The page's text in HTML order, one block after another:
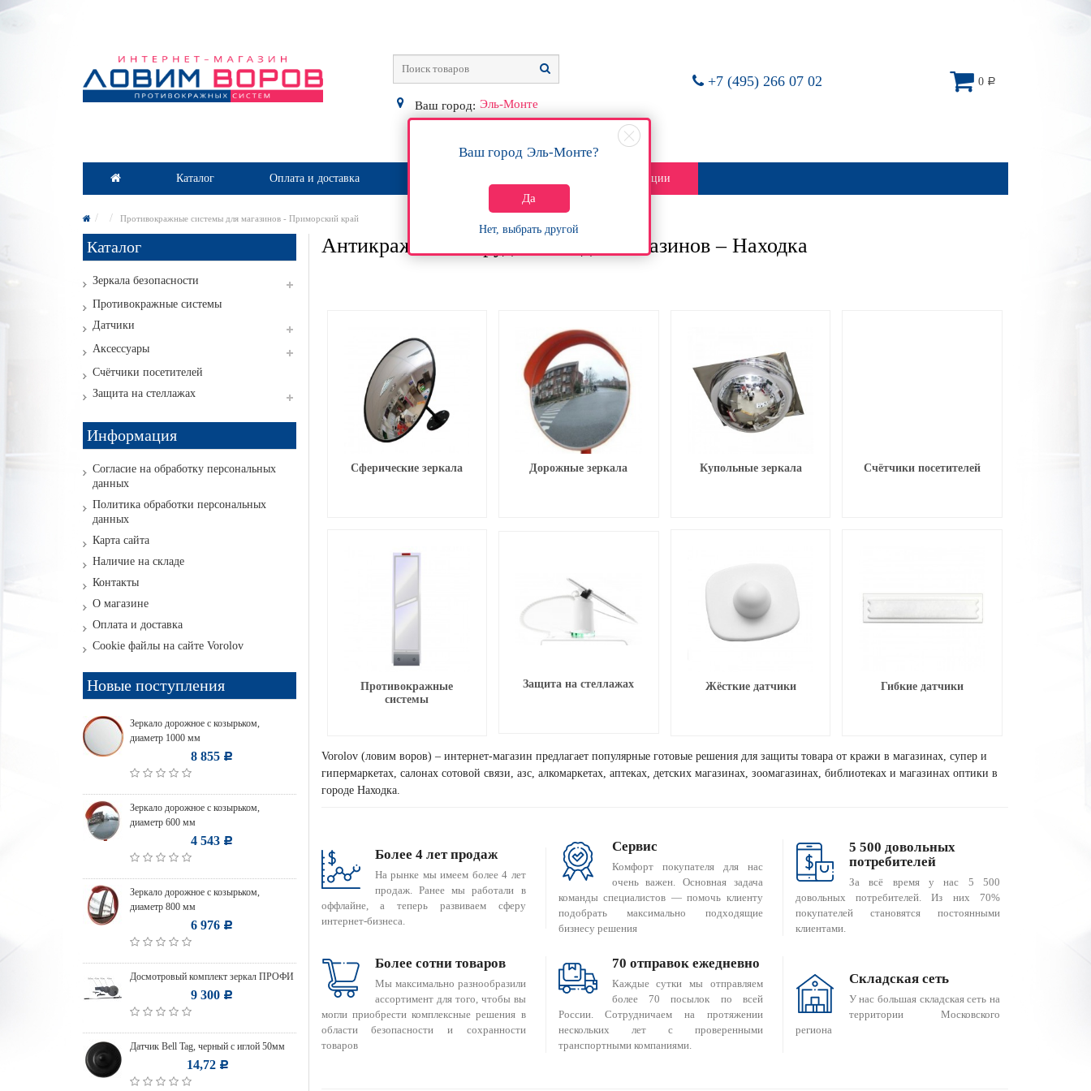
+7 (495) 266 07 02
Ваш город: Эль-Монте
Ваш город Эль-Монте?
Да
Нет, выбрать другой
0 Р
Каталог Оплата и доставка Акции
Противокражные системы для магазинов - Приморский край
Каталог
Зеркала безопасности
Противокражные системы
Датчики
Аксессуары
Счётчики посетителей
Защита на стеллажах
Информация
Согласие на обработку персональных
данных
Политика обработки персональных
данных
Карта сайта
Наличие на складе
Контакты
О магазине
Оплата и доставка
Cookie файлы на сайте Vorolov
Новые поступления
Зеркало дорожное с козырьком,
диаметр 1000 мм
8 855 Р
Зеркало дорожное с козырьком,
диаметр 600 мм
4 543 Р
Зеркало дорожное с козырьком,
диаметр 800 мм
6 976 Р
Досмотровый комплект зеркал ПРОФИ
9 300 Р
Датчик Bell Tag, черный с иглой 50мм
14,72 Р
Антикражное оборудование для магазинов – Находка
Сферические зеркала Дорожные зеркала Купольные зеркала Счётчики посетителей
Противокражные
системы
Защита на стеллажах Жёсткие датчики Гибкие датчики
Vorolov (ловим воров) – интернет-магазин предлагает популярные готовые решения для защиты товара от кражи в магазинах, супер и
гипермаркетах, салонах сотовой связи, азс, алкомаркетах, аптеках, детских магазинах, зоомагазинах, библиотеках и магазинах оптики в
городе Находка.
Более 4 лет продаж
На рынке мы имеем более 4 лет
продаж. Ранее мы работали в
оффлайне, а теперь развиваем сферу
интернет-бизнеса.
Сервис
Комфорт покупателя для нас
очень важен. Основная задача
команды специалистов — помочь клиенту
подобрать максимально подходящие
бизнесу решения
5 500 довольных
потребителей
За всё время у нас 5 500
довольных потребителей. Из них 70%
покупателей становятся постоянными
клиентами.
Более сотни товаров
Мы максимально разнообразили
ассортимент для того, чтобы вы
могли приобрести комплексные решения в
области безопасности и сохранности
товаров
70 отправок ежедневно
Каждые сутки мы отправляем
более 70 посылок по всей
России. Сотрудничаем на протяжении
нескольких лет с проверенными
транспортными компаниями.
Складская сеть
У нас большая складская сеть на
территории Московского
региона